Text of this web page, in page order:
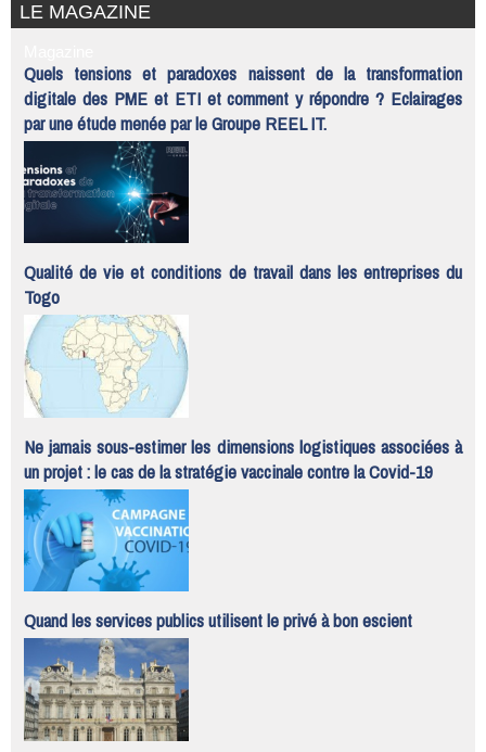
LE MAGAZINE
Quels tensions et paradoxes naissent de la transformation
digitale des PME et ETI et comment y répondre ? Eclairages
par une étude menée par le Groupe REEL IT.
Qualité de vie et conditions de travail dans les entreprises du
Togo
Ne jamais sous-estimer les dimensions logistiques associées à
un projet : le cas de la stratégie vaccinale contre la Covid-19
Quand les services publics utilisent le privé à bon escient